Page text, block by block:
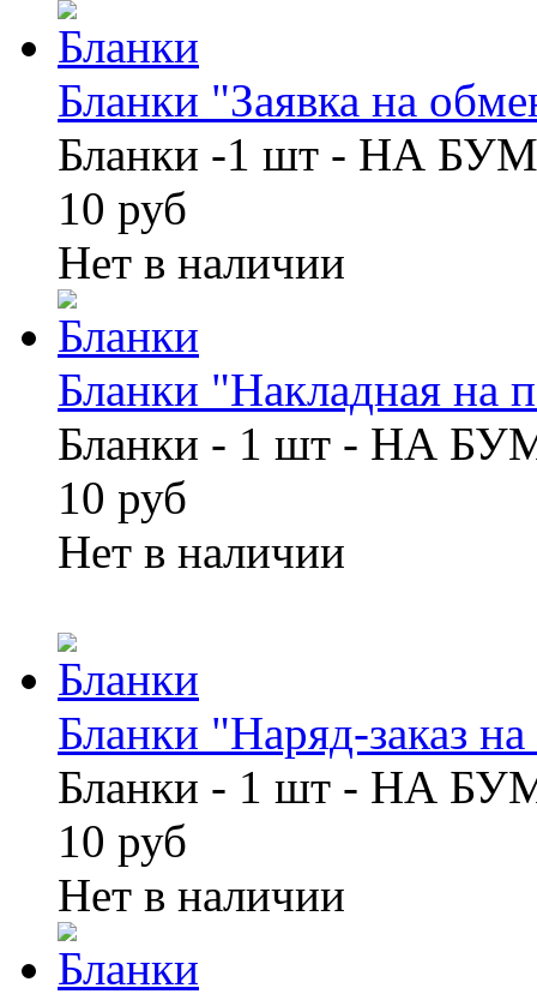
Бланки "Заявка на
Бланки -1 шт - НА
10 руб
Нет в наличии
Бланки "Накладная на
Бланки - 1 шт - НА
10 руб
Нет в наличии
Бланки "Наряд-заказ
Бланки - 1 шт - НА
10 руб
Нет в наличии